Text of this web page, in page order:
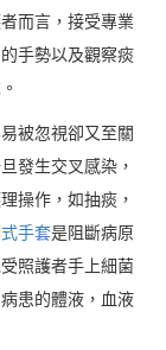
而言，接受專業
手勢以及觀察痰
被忽視卻又至關
發生交叉感染，
操作，如抽痰，
手套是阻斷病原
照護者手上細菌
患的體液，血液